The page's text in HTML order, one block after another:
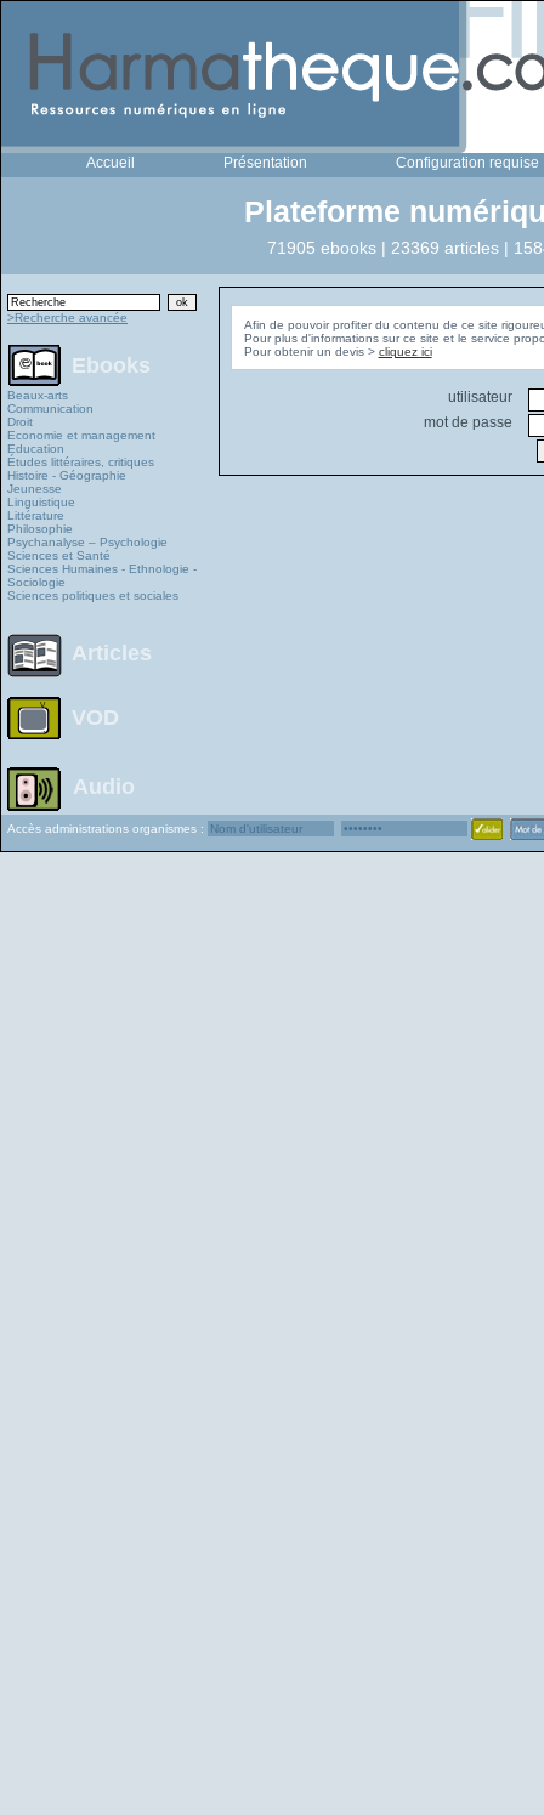
Accueil Présentation Configuration requise
Plateforme
71905 ebooks | 23369 articles |
>Recherche avancée
Ebooks
Beaux-arts
Communication
Droit
Economie et management
Education
Études littéraires, critiques
Histoire - Géographie
Jeunesse
Linguistique
Littérature
Philosophie
Psychanalyse – Psychologie
Sciences et Santé
Sciences Humaines - Ethnologie -
Sociologie
Sciences politiques et sociales
Articles
VOD
Audio
Afin de pouvoir profiter du contenu de ce site
Pour plus d'informations sur ce site et le service
Pour obtenir un devis > cliquez ici
utilisateur
mot de passe
Accès administrations organismes :